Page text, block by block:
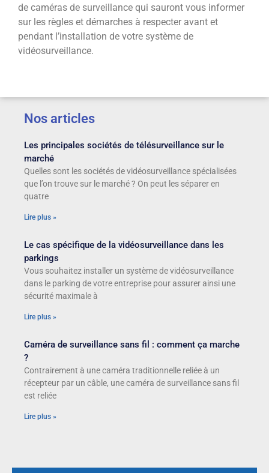
de caméras de surveillance qui sauront vous informer
sur les règles et démarches à respecter avant et
pendant l’installation de votre système de
vidéosurveillance.
Nos articles
Les principales sociétés de télésurveillance sur le
marché
Quelles sont les sociétés de vidéosurveillance spécialisées
que l’on trouve sur le marché ? On peut les séparer en
quatre
Lire plus »
Le cas spécifique de la vidéosurveillance dans les
parkings
Vous souhaitez installer un système de vidéosurveillance
dans le parking de votre entreprise pour assurer ainsi une
sécurité maximale à
Lire plus »
Caméra de surveillance sans fil : comment ça marche
?
Contrairement à une caméra traditionnelle reliée à un
récepteur par un câble, une caméra de surveillance sans fil
est reliée
Lire plus »